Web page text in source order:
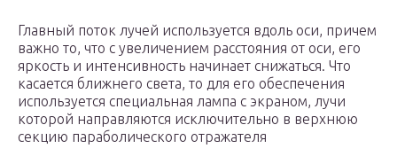
Главный поток лучей используется вдоль оси, причем
важно то, что с увеличением расстояния от оси, его
яркость и интенсивность начинает снижаться. Что
касается ближнего света, то для его обеспечения
используется специальная лампа с экраном, лучи
которой направляются исключительно в верхнюю
секцию параболического отражателя